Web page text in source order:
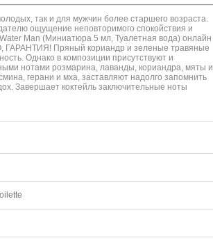
так и для мужчин более старшего возраста.
ощущение неповторимого спокойствия и
Man (Миниатюра 5 мл, Туалетная вода) онлайн
ГАРАНТИЯ! Пряный кориандр и зеленые травяные
Однако в композиции присутствуют и
нотами розмарина, лаванды, кориандра, мяты и
герани и мха, заставляют надолго запомнить
Завершает коктейль заключительные ноты